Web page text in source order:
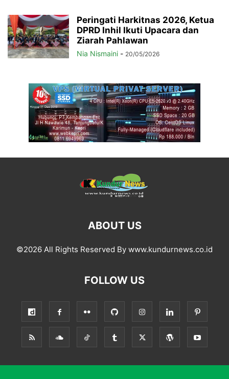
Peringati Harkitnas 2026, Ketua
DPRD Inhil Ikuti Upacara dan
Ziarah Pahlawan
Nia Nismaini - 20/05/2026
ABOUT US
©2026 All Rights Reserved By www.kundurnews.co.id
FOLLOW US